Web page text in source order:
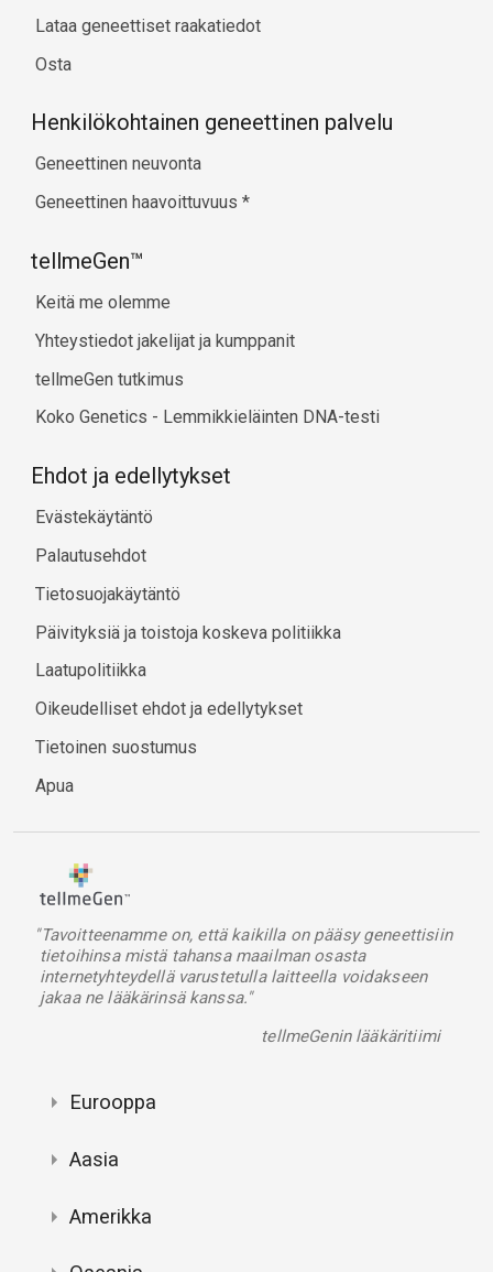
Lataa geneettiset raakatiedot
Osta
Henkilökohtainen geneettinen palvelu
Geneettinen neuvonta
Geneettinen haavoittuvuus *
tellmeGen™
Keitä me olemme
Yhteystiedot jakelijat ja kumppanit
tellmeGen tutkimus
Koko Genetics - Lemmikkieläinten DNA-testi
Ehdot ja edellytykset
Evästekäytäntö
Palautusehdot
Tietosuojakäytäntö
Päivityksiä ja toistoja koskeva politiikka
Laatupolitiikka
Oikeudelliset ehdot ja edellytykset
Tietoinen suostumus
Apua
"Tavoitteenamme on, että kaikilla on pääsy geneettisiin
tietoihinsa mistä tahansa maailman osasta
internetyhteydellä varustetulla laitteella voidakseen
jakaa ne lääkärinsä kanssa."
tellmeGenin lääkäritiimi
Eurooppa
Aasia
Amerikka